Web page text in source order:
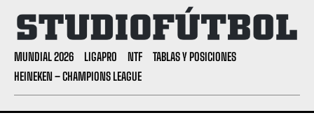
MUNDIAL 2026 LIGAPRO NTF
TABLAS Y POSICIONES
HEINEKEN – CHAMPIONS LEAGUE